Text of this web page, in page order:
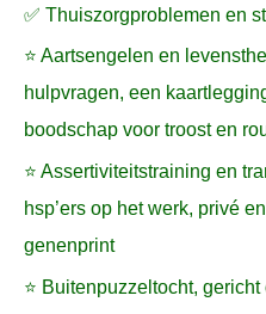
✅ Thuiszorgproblemen en
⭐ Aartsengelen en
hulpvragen, een
boodschap voor troost en
⭐ Assertiviteitstraining en
hsp’ers op het werk, privé
genenprint
⭐ Buitenpuzzeltocht,